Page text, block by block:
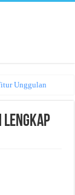
Unggulan
Lengkap